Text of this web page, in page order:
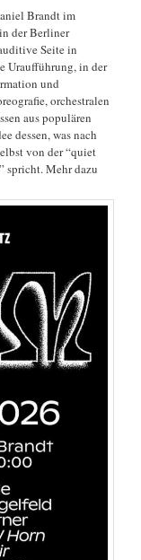
Brandt im
der Berliner
Seite in
Uraufführung, in der
und
orchestralen
aus populären
dessen, was nach
von der “quiet
spricht. Mehr dazu